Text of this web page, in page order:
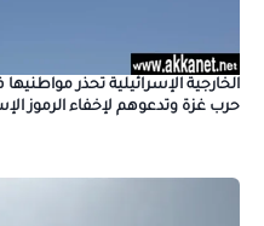
الخارجية الإسرائيلية تحذر
حرب غزة وتدعوهم لإخفاء الرموز